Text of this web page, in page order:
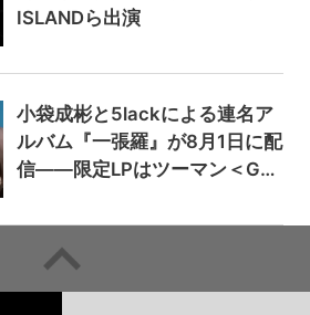
ISLANDら出演
小袋成彬と5lackによる連名ア
ルバム『一張羅』が8月1日に配
信——限定LPはツーマン＜Gai